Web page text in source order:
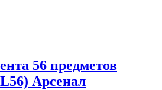
56 предметов
Арсенал